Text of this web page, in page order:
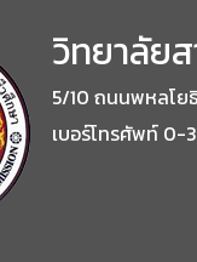
วิทยาลัย
5/10 ถนนพหลโย
เบอร์โทรศัพท์ 0-